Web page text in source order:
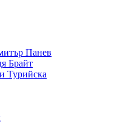
Панев
Брайт
Турийска